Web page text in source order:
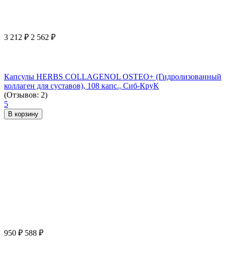
3 212 ₽ 2 562 ₽
Капсулы HERBS COLLAGENOL OSTEO+ (Гидролизованный
коллаген для суставов), 108 капс., Сиб-КруК
(Отзывов: 2)
5
В корзину
950 ₽ 588 ₽